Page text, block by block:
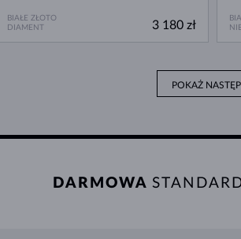
BIAŁE ZŁOTO
DIAMENT
3 180 zł
POKAŻ
DARMOWA